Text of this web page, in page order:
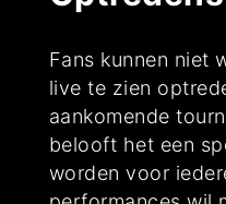
Fans kunnen niet
live te zien
aankomende
belooft het een
worden voor